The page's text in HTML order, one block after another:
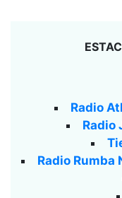
Radio
Radio
Radio Rumba